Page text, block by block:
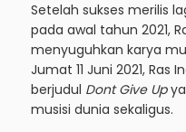
Setelah sukses merilis
pada awal tahun 2021,
menyuguhkan karya
Jumat 11 Juni 2021, Ras
berjudul Dont Give Up
musisi dunia sekaligus.